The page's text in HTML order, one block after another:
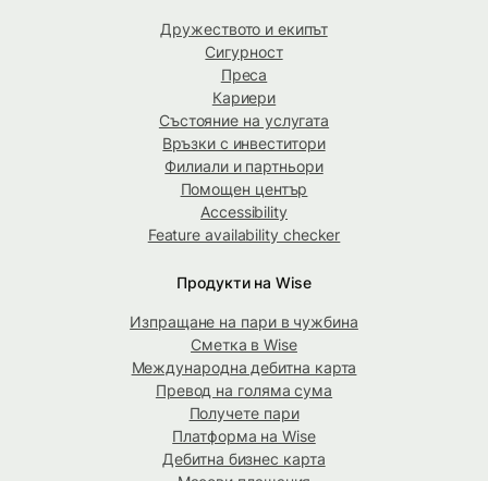
Дружеството и екипът
Сигурност
Преса
Кариери
Състояние на услугата
Връзки с инвеститори
Филиали и партньори
Помощен център
Accessibility
Feature availability checker
Продукти на Wise
Изпращане на пари в чужбина
Сметка в Wise
Международна дебитна карта
Превод на голяма сума
Получете пари
Платформа на Wise
Дебитна бизнес карта